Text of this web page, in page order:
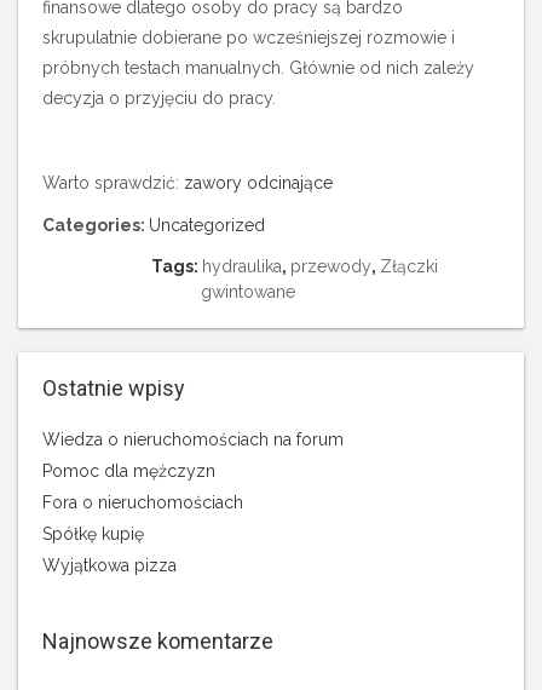
finansowe dlatego osoby do pracy są bardzo
skrupulatnie dobierane po wcześniejszej rozmowie i
próbnych testach manualnych. Głównie od nich zależy
decyzja o przyjęciu do pracy.
Warto sprawdzić: zawory odcinające
Categories: Uncategorized
Tags: hydraulika, przewody, Złączki
gwintowane
Ostatnie wpisy
Wiedza o nieruchomościach na forum
Pomoc dla mężczyzn
Fora o nieruchomościach
Spółkę kupię
Wyjątkowa pizza
Najnowsze komentarze